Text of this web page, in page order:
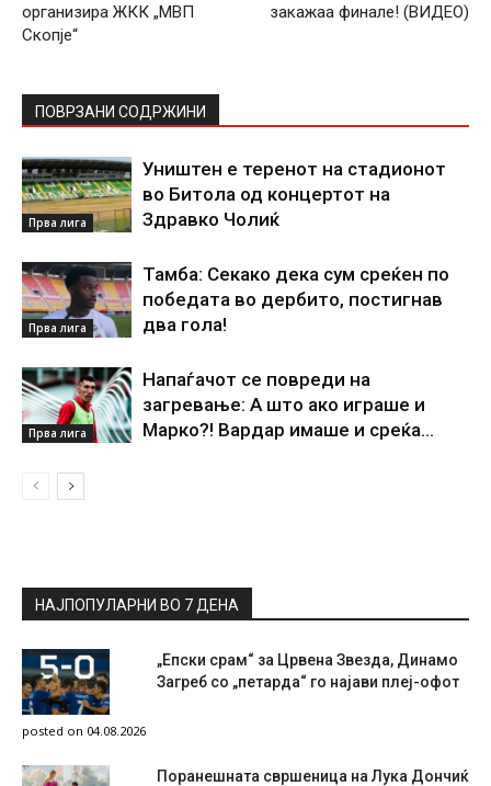
организира ЖКК „МВП
Скопје“
закажаа финале! (ВИДЕО)
ПОВРЗАНИ СОДРЖИНИ
Прва лига
Уништен е теренот на стадионот
во Битола од концертот на
Здравко Чолиќ
Прва лига
Тамба: Секако дека сум среќен по
победата во дербито, постигнав
два гола!
Прва лига
Напаѓачот се повреди на
загревање: А што ако играше и
Марко?! Вардар имаше и среќа…
НАЈПОПУЛАРНИ ВО 7 ДЕНА
„Епски срам“ за Црвена Звезда, Динамо
Загреб со „петарда“ го најави плеј-офот
posted on 04.08.2026
Поранешната свршеница на Лука Дончиќ